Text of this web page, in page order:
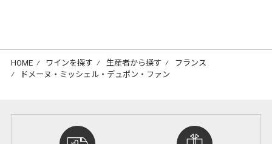
HOME ⁄ ワインを探す ⁄ 生産者から探す ⁄ フランス
⁄
ドメーヌ・ミッシェル・デュポン・ファン